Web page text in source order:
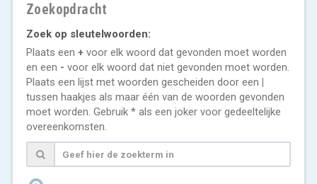
Zoekopdracht
Zoek op sleutelwoorden:
Plaats een + voor elk woord dat gevonden moet worden
en een - voor elk woord dat niet gevonden moet worden.
Plaats een lijst met woorden gescheiden door een |
tussen haakjes als maar één van de woorden gevonden
moet worden. Gebruik * als een joker voor gedeeltelijke
overeenkomsten.